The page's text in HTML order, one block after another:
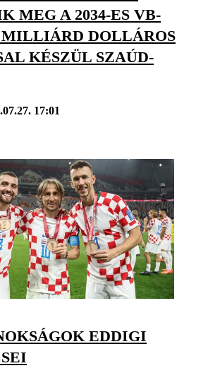
MEG A 2034-ES VB-
MILLIÁRD DOLLÁROS
KÉSZÜL SZAÚD-
17:01
EDDIGI